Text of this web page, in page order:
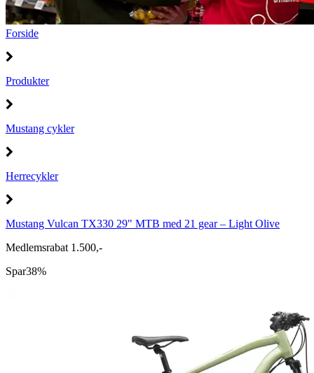
Forside
Produkter
Mustang cykler
Herrecykler
Mustang Vulcan TX330 29" MTB med 21 gear – Light Olive
Medlemsrabat 1.500,-
Spar38%